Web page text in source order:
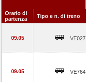
Orario di
partenza
Tipo e n. di treno
09.05 VE027
09.05 VE764